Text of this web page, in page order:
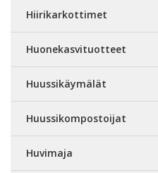
Hiirikarkottimet
Huonekasvituotteet
Huussikäymälät
Huussikompostoijat
Huvimaja